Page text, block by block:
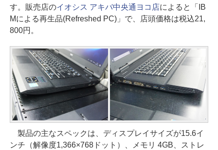
す。販売店のイオシス アキバ中央通ヨコ店によると「IB
Mによる再生品(Refreshed PC)」で、店頭価格は税込21,
800円。
製品の主なスペックは、ディスプレイサイズが15.6イ
ンチ（解像度1,366×768ドット）、メモリ 4GB、ストレ